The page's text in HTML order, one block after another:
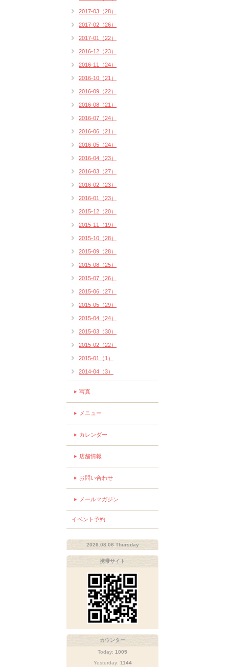
2017-03（28）
2017-02（26）
2017-01（22）
2016-12（23）
2016-11（24）
2016-10（21）
2016-09（22）
2016-08（21）
2016-07（24）
2016-06（21）
2016-05（24）
2016-04（23）
2016-03（27）
2016-02（23）
2016-01（23）
2015-12（20）
2015-11（19）
2015-10（28）
2015-09（28）
2015-08（25）
2015-07（26）
2015-06（27）
2015-05（29）
2015-04（24）
2015-03（30）
2015-02（22）
2015-01（1）
2014-04（3）
写真
メニュー
カレンダー
店舗情報
お問い合わせ
メールマガジン
イベント予約
2026.08.06 Thursday
携帯サイト
カウンター
Today: 1005
Yesterday: 1144